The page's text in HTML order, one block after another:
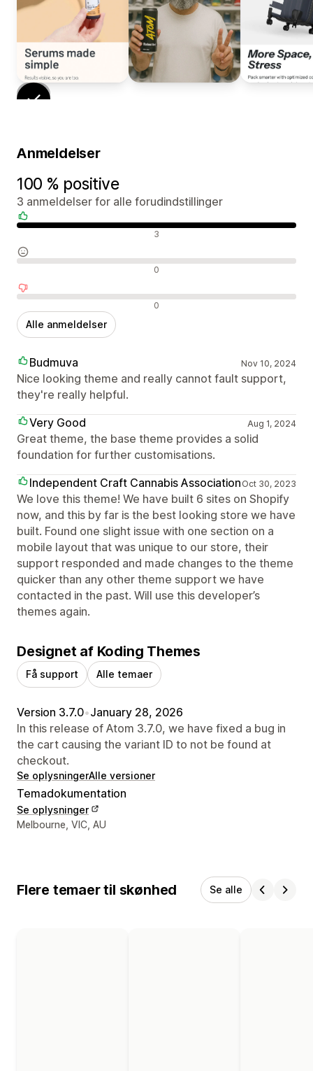
Anmeldelser
100 % positive
3 anmeldelser for alle forudindstillinger
3
0
0
Alle anmeldelser
Budmuva Nov 10, 2024
Nice looking theme and really cannot fault support,
they're really helpful.
Very Good
Aug 1, 2024
Great theme, the base theme provides a solid
foundation for further customisations.
Independent Craft Cannabis AssociationOct 30, 2023
We love this theme! We have built 6 sites on Shopify
now, and this by far is the best looking store we have
built. Found one slight issue with one section on a
mobile layout that was unique to our store, their
support responded and made changes to the theme
quicker than any other theme support we have
contacted in the past. Will use this developer’s
themes again.
Designet af Koding Themes
Få support Alle temaer
Version 3.7.0•January 28, 2026
In this release of Atom 3.7.0, we have fixed a bug in
the cart causing the variant ID to not be found at
checkout.
Se oplysningerAlle versioner
Temadokumentation
Se oplysninger
Se kontaktoplysninger
Melbourne, VIC, AU
Flere temaer til skønhed Se alle